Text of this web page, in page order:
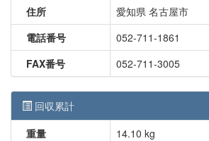
住所
愛知県 名古屋市
電話番号
052-711-1861
FAX番号
052-711-3005
回収累計
重量
14.10 kg